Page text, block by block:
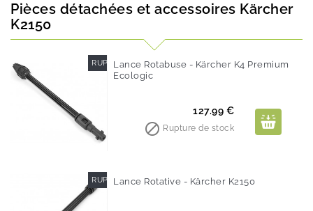
Pièces détachées et accessoires Kärcher
K2150
RUPTURE DE STOCK
Lance Rotabuse - Kärcher K4 Premium
Ecologic
Prix
127.99 €
 Rupture de stock
RUPTURE DE STOCK
Lance Rotative - Kärcher K2150